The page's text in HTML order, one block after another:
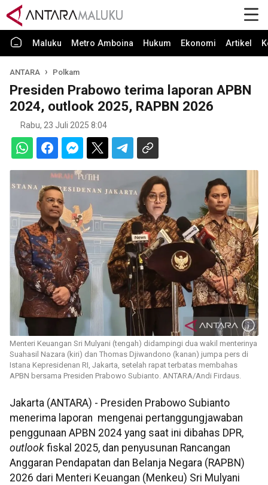
Maluku Metro Amboina Hukum Ekonomi Artikel
ANTARA Polkam
Presiden Prabowo terima laporan APBN
2024, outlook 2025, RAPBN 2026
Rabu, 23 Juli 2025 8:04
Menteri Keuangan Sri Mulyani (tengah) didampingi dua wakil menterinya
Suahasil Nazara (kiri) dan Thomas Djiwandono (kanan) jumpa pers di
Istana Kepresidenan RI, Jakarta, setelah rapat terbatas membahas
APBN bersama Presiden Prabowo Subianto. ANTARA/Andi Firdaus.
Jakarta (ANTARA) - Presiden Prabowo Subianto
menerima laporan mengenai pertanggungjawaban
penggunaan APBN 2024 yang saat ini dibahas DPR,
outlook fiskal 2025, dan penyusunan Rancangan
Anggaran Pendapatan dan Belanja Negara (RAPBN)
2026 dari Menteri Keuangan (Menkeu) Sri Mulyani